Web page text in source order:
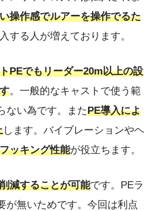
操作感でルアーを操作でるた
する人が増えております。
PEでもリーダー20m以上の設
。一般的なキャストで使う範
ない為です。またPE導入によ
します。バイブレーションやヘ
ッキング性能が役立ちます。
減することが可能です。PEラ
が無いためです。今回は利点